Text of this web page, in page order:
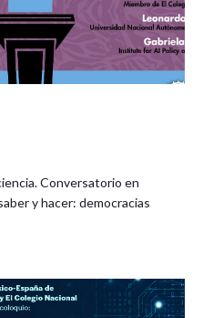
Conversatorio en
y hacer: democracias